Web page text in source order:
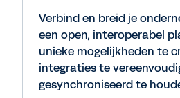
Verbind en breid je
een open, interoperabel
unieke mogelijkheden te
integraties te
gesynchroniseerd te